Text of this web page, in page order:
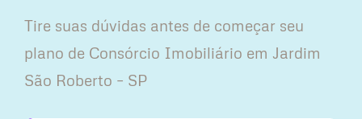
Tire suas dúvidas antes de começar seu
plano ​de Consórcio Imobiliário em Jardim
São Roberto – SP